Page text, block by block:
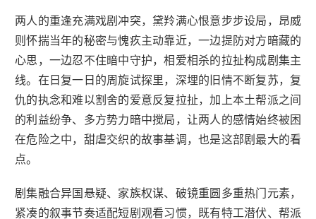
两人的重逢充满戏剧冲突，黛羚满心恨意步步设局，昂威
则怀揣当年的秘密与愧疚主动靠近，一边提防对方暗藏的
心思，一边忍不住暗中守护，相爱相杀的拉扯构成剧集主
线。在日复一日的周旋试探里，深埋的旧情不断复苏，复
仇的执念和难以割舍的爱意反复拉扯，加上本土帮派之间
的利益纷争、多方势力暗中搅局，让两人的感情始终被困
在危险之中，甜虐交织的故事基调，也是这部剧最大的看
点。
剧集融合异国悬疑、家族权谋、破镜重圆多重热门元素，
紧凑的叙事节奏适配短剧观看习惯，既有特工潜伏、帮派